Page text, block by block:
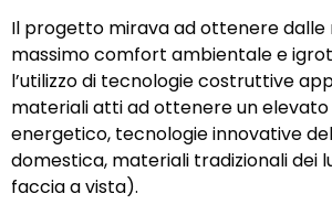
Il progetto mirava ad ottenere dalle
massimo comfort ambientale e
l’utilizzo di tecnologie costruttive
materiali atti ad ottenere un
energetico, tecnologie innovative
domestica, materiali tradizionali dei
faccia a vista).